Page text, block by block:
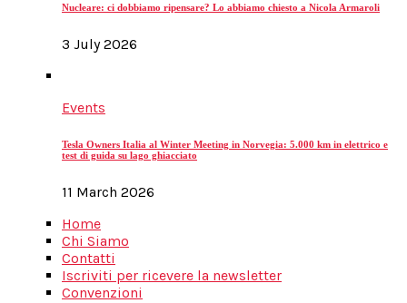
Nucleare: ci dobbiamo ripensare? Lo abbiamo chiesto a Nicola Armaroli
3 July 2026
Events
Tesla Owners Italia al Winter Meeting in Norvegia: 5.000 km in elettrico e
test di guida su lago ghiacciato
11 March 2026
Home
Chi Siamo
Contatti
Iscriviti per ricevere la newsletter
Convenzioni